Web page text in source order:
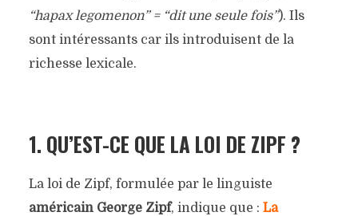
“hapax legomenon” = “dit une seule fois”). Ils
sont intéressants car ils introduisent de la
richesse lexicale.
1. QU’EST-CE QUE LA LOI DE ZIPF ?
La loi de Zipf, formulée par le linguiste
américain George Zipf, indique que : La